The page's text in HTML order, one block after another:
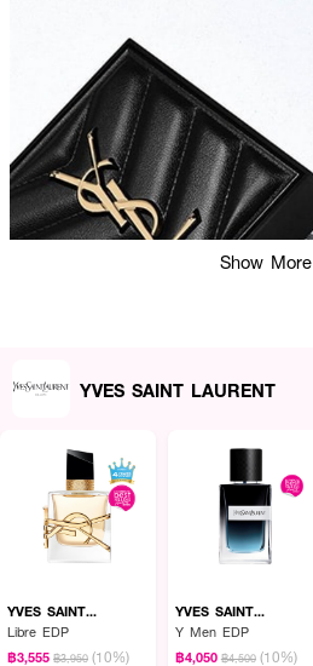
ผลลัพธ์ที่ได้:
Show More
YVES SAINT LAURENT
YVES SAINT
LAURENT
Libre EDP
฿3,555 ฿3,950 (10%)
YVES SAINT
LAURENT
Y Men EDP
฿4,050 ฿4,500 (10%)